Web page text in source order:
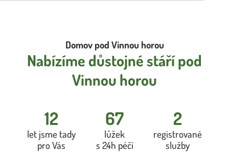
Domov pod Vinnou horou
Nabízíme důstojné stáří pod
Vinnou horou
15
let jsme tady
pro Vás
86
lůžek
s 24h péčí
3
registrované
služby